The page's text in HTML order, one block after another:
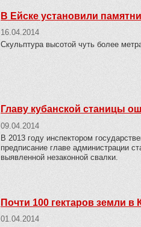
В Ейске установили
16.04.2014
Скульптура высотой чуть более
Главу кубанской станицы
09.04.2014
В 2013 году инспектором
предписание главе администрации
выявленной незаконной свалки.
Почти 100 гектаров земли
01.04.2014